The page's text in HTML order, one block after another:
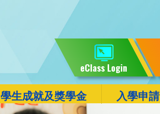
學生成就及獎學金 入學申請
eClass Login